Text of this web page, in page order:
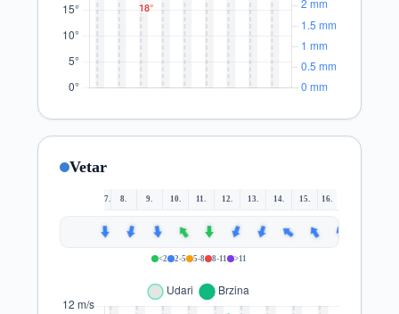
Vetar
7. 8. 9. 10. 11. 12. 13. 14. 15. 16.